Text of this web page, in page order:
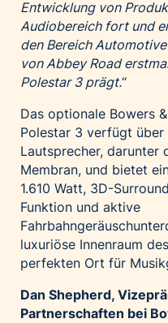
Entwicklung von
Audiobereich fort und
den Bereich
von Abbey Road
Polestar 3 prägt.“
Das optionale Bowers
Polestar 3 verfügt
Lautsprecher, darunter
Membran, und bietet
1.610 Watt, 3D-
Funktion und aktive
luxuriöse Innenraum
perfekten Ort für
Dan Shepherd,
Partnerschaften bei